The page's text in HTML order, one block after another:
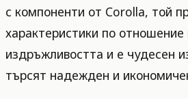
с компоненти от Corolla, той
характеристики по отношение
издръжливостта и е чудесен
търсят надежден и